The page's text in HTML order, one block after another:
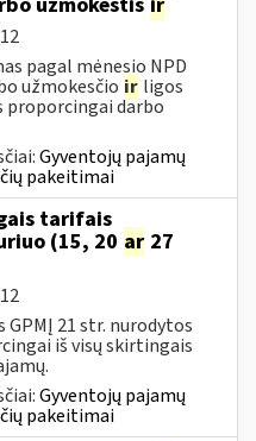
pagal mėnesio NPD
užmokesčio ir ligos
proporcingai darbo
Gyventojų pajamų
pakeitimai
tarifais
(15, 20 ar 27
GPMĮ 21 str. nurodytos
iš visų skirtingais
Gyventojų pajamų
pakeitimai